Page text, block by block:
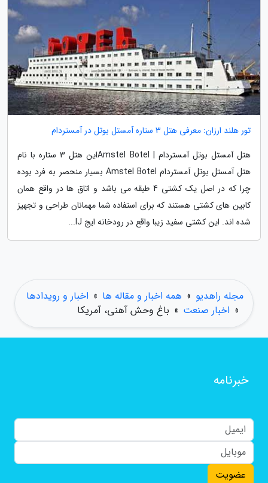
تور هلند ارزان: معرفی هتل 3 ستاره آمستل بوتل در آمستردام
هتل آمستل بوتل آمستردام | Amstel Botelاین هتل 3 ستاره با نام
هتل آمستل بوتل آمستردام Amstel Botel بسیار منحصر به فرد بوده
چرا که در اصل یک کشتی 4 طبقه می باشد و اتاق ها در واقع همان
کابین های کشتی هستند که برای استفاده شما مهمانان طراحی و تجهیز
شده اند. این کشتی سفید زیبا واقع در رودخانه ایج IJ...
مجله راهدیو » همه اخبار و مقاله ها » اخبار و رویدادها
» اخبار صنعت » باغ وحش آهنی، آمریکا
خبرنامه
عضویت